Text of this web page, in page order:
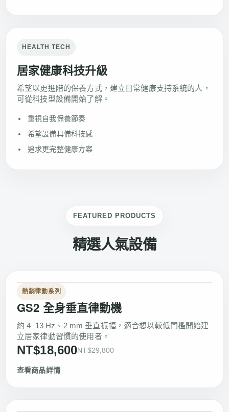
HEALTH TECH
居家健康科技升級
希望以更進階的保養方式，建立日常健康支持系統的人，
可從科技型設備開始了解。
重視自我保養節奏
希望設備具備科技感
追求更完整健康方案
FEATURED PRODUCTS
精選人氣設備
熱銷律動系列
GS2 全身垂直律動機
約 4–13 Hz、2 mm 垂直振幅，適合想以較低門檻開始建
立居家律動習慣的使用者。
NT$18,600NT$29,800
查看商品詳情